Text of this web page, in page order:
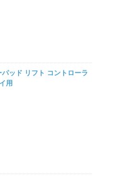
ッド リフト コントローラ
用